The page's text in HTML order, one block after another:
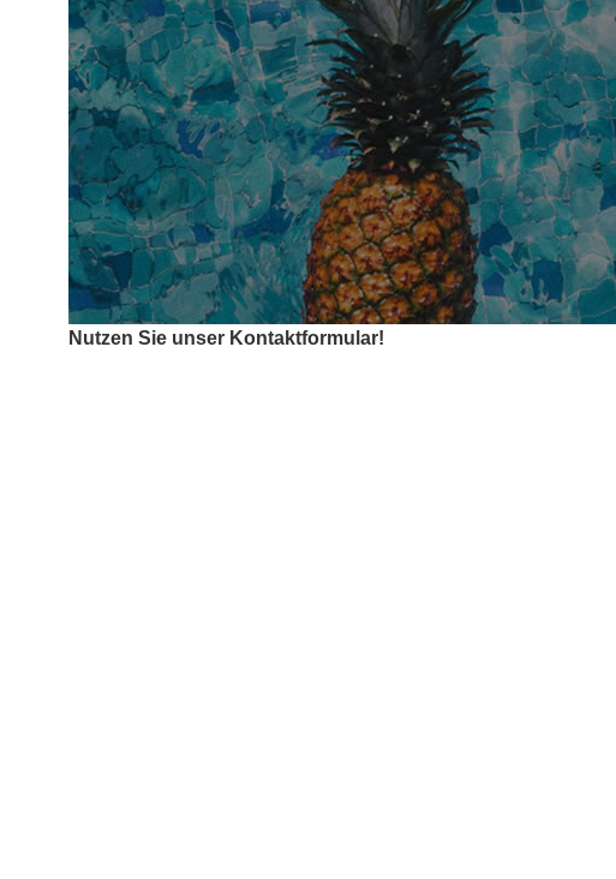
Nutzen Sie unser Kontaktformular!